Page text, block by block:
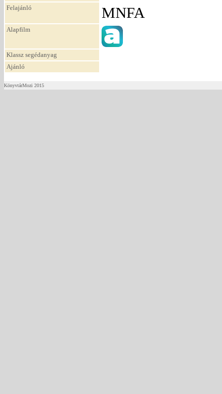
Felajánló MNFA
Alapfilm
Klassz segédanyag
Ajánló
KönyvtárMozi 2015